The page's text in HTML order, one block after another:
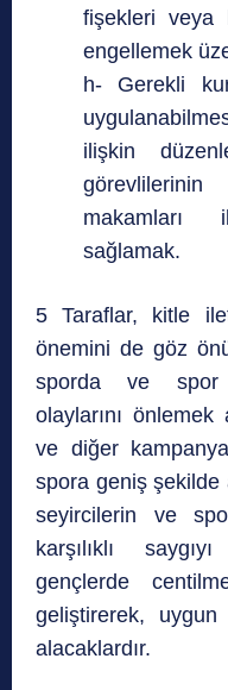
fişekleri veya
engellemek
h- Gerekli
ilişkin
makamları
sağlamak.
5 Taraflar, kitle
önemini de göz
sporda ve spor
olaylarını
ve diğer
spora geniş şekilde
seyircilerin ve
karşılıklı
gençlerde
geliştirerek,
alacaklardır.